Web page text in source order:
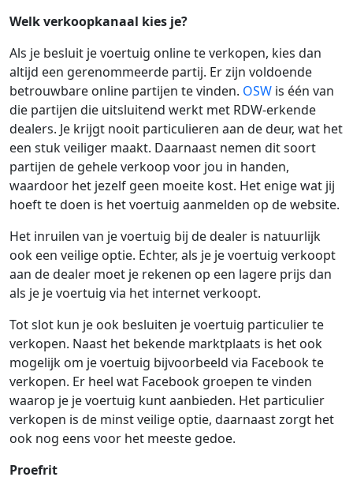
Welk verkoopkanaal kies je?
Als je besluit je voertuig online te verkopen, kies dan
altijd een gerenommeerde partij. Er zijn voldoende
betrouwbare online partijen te vinden. OSW is één van
die partijen die uitsluitend werkt met RDW-erkende
dealers. Je krijgt nooit particulieren aan de deur, wat het
een stuk veiliger maakt. Daarnaast nemen dit soort
partijen de gehele verkoop voor jou in handen,
waardoor het jezelf geen moeite kost. Het enige wat jij
hoeft te doen is het voertuig aanmelden op de website.
Het inruilen van je voertuig bij de dealer is natuurlijk
ook een veilige optie. Echter, als je je voertuig verkoopt
aan de dealer moet je rekenen op een lagere prijs dan
als je je voertuig via het internet verkoopt.
Tot slot kun je ook besluiten je voertuig particulier te
verkopen. Naast het bekende marktplaats is het ook
mogelijk om je voertuig bijvoorbeeld via Facebook te
verkopen. Er heel wat Facebook groepen te vinden
waarop je je voertuig kunt aanbieden. Het particulier
verkopen is de minst veilige optie, daarnaast zorgt het
ook nog eens voor het meeste gedoe.
Proefrit